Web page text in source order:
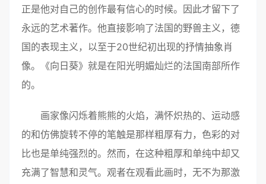
正是他对自己的创作最有信心的时候。因此才留下了
永远的艺术著作。他直接影响了法国的野兽主义，德
国的表现主义，以至于20世纪初出现的抒情抽象肖
像。《向日葵》就是在阳光明媚灿烂的法国南部所作
的。
画家像闪烁着熊熊的火焰，满怀炽热的、运动感
的和仿佛旋转不停的笔触是那样粗厚有力，色彩的对
比也是单纯强烈的。然而，在这种粗厚和单纯中却又
充满了智慧和灵气。观者在观看此画时，无不为那激